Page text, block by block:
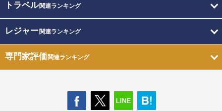
トラベル関連ランキング
レジャー関連ランキング
専門家評価関連ランキング